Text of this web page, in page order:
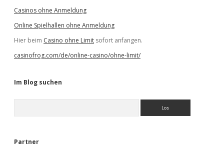
Casinos ohne Anmeldung
Online Spielhallen ohne Anmeldung
Hier beim Casino ohne Limit sofort anfangen.
casinofrog.com/de/online-casino/ohne-limit/
Im Blog suchen
e
Partner